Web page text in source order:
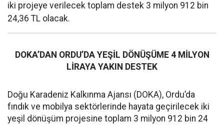
iki projeye verilecek toplam destek 3 milyon 912 bin
24,36 TL olacak.
DOKA’DAN ORDU’DA YEŞİL DÖNÜŞÜME 4 MİLYON
LİRAYA YAKIN DESTEK
Doğu Karadeniz Kalkınma Ajansı (DOKA), Ordu’da
fındık ve mobilya sektörlerinde hayata geçirilecek iki
yeşil dönüşüm projesine toplam 3 milyon 912 bin 24